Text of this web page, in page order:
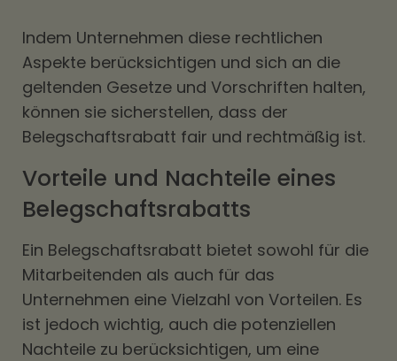
Indem Unternehmen diese rechtlichen
Aspekte berücksichtigen und sich an die
geltenden Gesetze und Vorschriften halten,
können sie sicherstellen, dass der
Belegschaftsrabatt fair und rechtmäßig ist.
Vorteile und Nachteile eines
Belegschaftsrabatts
Ein Belegschaftsrabatt bietet sowohl für die
Mitarbeitenden als auch für das
Unternehmen eine Vielzahl von Vorteilen. Es
ist jedoch wichtig, auch die potenziellen
Nachteile zu berücksichtigen, um eine